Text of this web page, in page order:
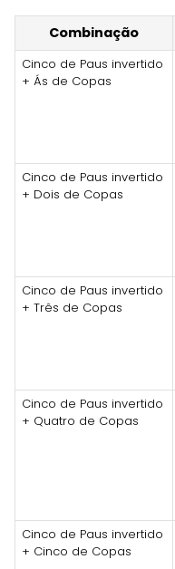
Combinação
Cinco de Paus invertido
+ Ás de Copas
Cinco de Paus invertido
+ Dois de Copas
Cinco de Paus invertido
+ Três de Copas
Cinco de Paus invertido
+ Quatro de Copas
Cinco de Paus invertido
+ Cinco de Copas